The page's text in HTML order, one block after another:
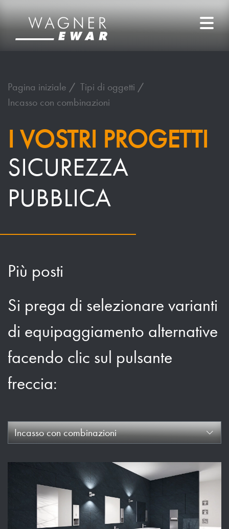
Pagina iniziale
Tipi di oggetti
Incasso con combinazioni
I VOSTRI PROGETTI
SICUREZZA
PUBBLICA
Più posti
Si prega di selezionare varianti
di equipaggiamento alternative
facendo clic sul pulsante
freccia:
Incasso con combinazioni